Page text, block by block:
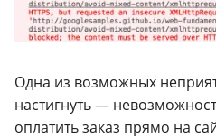
Одна из возможных
настигнуть —
оплатить заказ прямо на